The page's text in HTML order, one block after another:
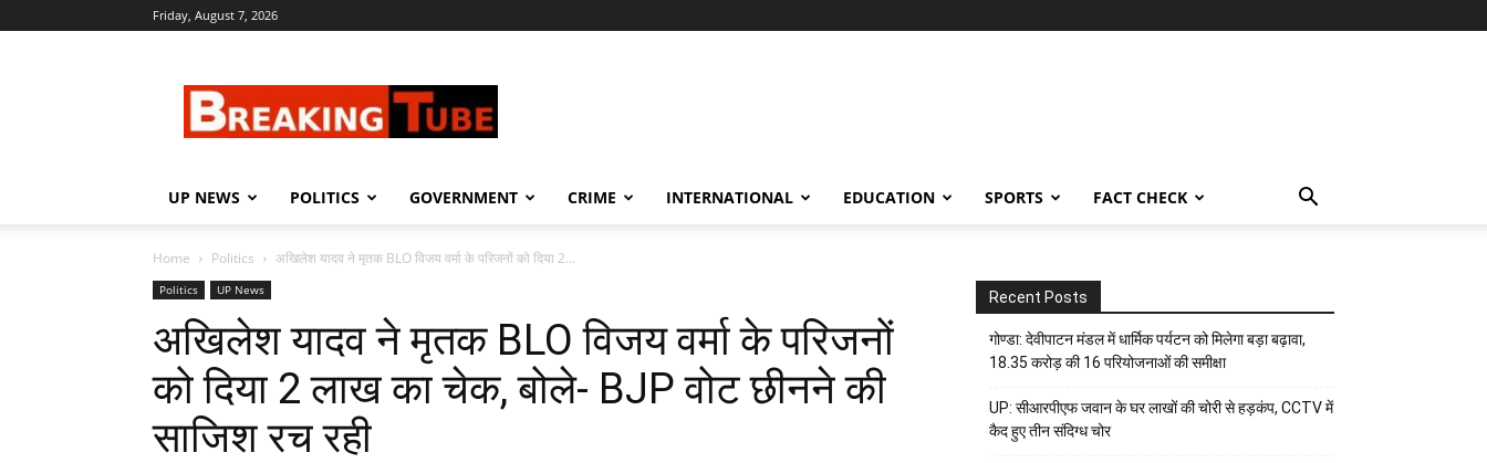
Friday, August 7, 2026
UP NEWS POLITICS GOVERNMENT CRIME INTERNATIONAL EDUCATION SPORTS FACT CHECK
Home Politics अखिलेश यादव ने मृतक BLO विजय वर्मा के परिजनों को दिया 2...
Politics UP News
अखिलेश यादव ने मृतक BLO विजय वर्मा के परिजनों
को दिया 2 लाख का चेक, बोले- BJP वोट छीनने की
साजिश रच रही
Recent Posts
गोण्डा: देवीपाटन मंडल में धार्मिक पर्यटन को मिलेगा बड़ा बढ़ावा,
18.35 करोड़ की 16 परियोजनाओं की समीक्षा
UP: सीआरपीएफ जवान के घर लाखों की चोरी से हड़कंप, CCTV में
कैद हुए तीन संदिग्ध चोर